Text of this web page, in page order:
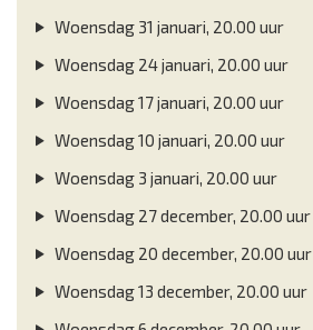
Woensdag 31 januari, 20.00 uur
Woensdag 24 januari, 20.00 uur
Woensdag 17 januari, 20.00 uur
Woensdag 10 januari, 20.00 uur
Woensdag 3 januari, 20.00 uur
Woensdag 27 december, 20.00 uur
Woensdag 20 december, 20.00 uur
Woensdag 13 december, 20.00 uur